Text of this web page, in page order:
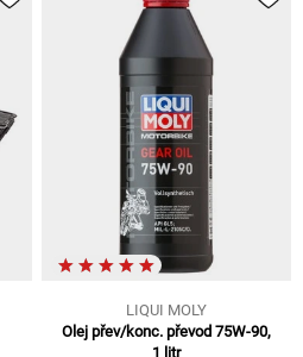
LIQUI MOLY
Olej přev/konc. převod 75W-90,
1 litr